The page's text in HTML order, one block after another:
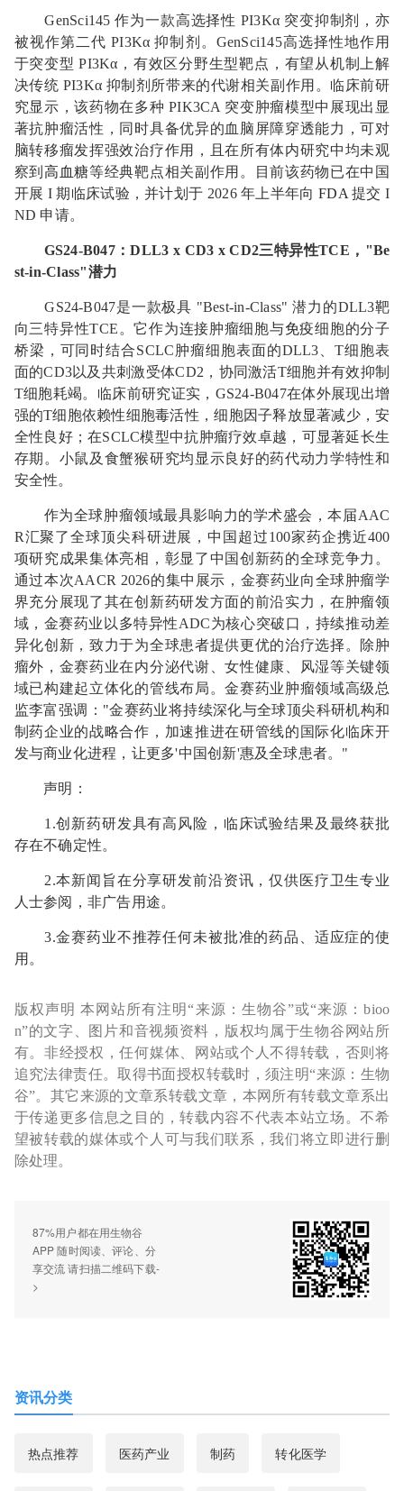
GenSci145 作为一款高选择性 PI3Kα 突变抑制剂，亦
被视作第二代 PI3Kα 抑制剂。GenSci145高选择性地作用
于突变型 PI3Kα，有效区分野生型靶点，有望从机制上解
决传统 PI3Kα 抑制剂所带来的代谢相关副作用。临床前研
究显示，该药物在多种 PIK3CA 突变肿瘤模型中展现出显
著抗肿瘤活性，同时具备优异的血脑屏障穿透能力，可对
脑转移瘤发挥强效治疗作用，且在所有体内研究中均未观
察到高血糖等经典靶点相关副作用。目前该药物已在中国
开展 I 期临床试验，并计划于 2026 年上半年向FDA 提交 I
ND 申请。
GS24-B047：DLL3 x CD3 x CD2三特异性TCE ， "Be
st-in-Class"潜力
GS24-B047是一款极具 "Best-in-Class" 潜力的DLL3靶
向三特异性TCE。它作为连接肿瘤细胞与免疫细胞的分子
桥梁，可同时结合SCLC肿瘤细胞表面的DLL3、T细胞表
面的CD3以及共刺激受体CD2，协同激活T细胞并有效抑制
T细胞耗竭。临床前研究证实，GS24-B047在体外展现出增
强的T细胞依赖性细胞毒活性，细胞因子释放显著减少，安
全性良好；在SCLC模型中抗肿瘤疗效卓越，可显著延长生
存期。小鼠及食蟹猴研究均显示良好的药代动力学特性和
安全性。
作为全球肿瘤领域最具影响力的学术盛会，本届AAC
R汇聚了全球顶尖科研进展，中国超过100家药企携近400
项研究成果集体亮相，彰显了中国创新药的全球竞争力。
通过本次AACR 2026的集中展示，金赛药业向全球肿瘤学
界充分展现了其在创新药研发方面的前沿实力，在肿瘤领
域，金赛药业以多特异性ADC为核心突破口，持续推动差
异化创新，致力于为全球患者提供更优的治疗选择。除肿
瘤外，金赛药业在内分泌代谢、女性健康、风湿等关键领
域已构建起立体化的管线布局。金赛药业肿瘤领域高级总
监李富强调："金赛药业将持续深化与全球顶尖科研机构和
制药企业的战略合作，加速推进在研管线的国际化临床开
发与商业化进程，让更多'中国创新'惠及全球患者。"
声明：
1.创新药研发具有高风险，临床试验结果及最终获批
存在不确定性。
2.本新闻旨在分享研发前沿资讯，仅供医疗卫生专业
人士参阅，非广告用途。
3.金赛药业不推荐任何未被批准的药品、适应症的使
用。
版权声明 本网站所有注明“来源：生物谷”或“来源：bioo
n”的文字、图片和音视频资料，版权均属于生物谷网站所
有。非经授权，任何媒体、网站或个人不得转载，否则将
追究法律责任。取得书面授权转载时，须注明“来源：生物
谷”。其它来源的文章系转载文章，本网所有转载文章系出
于传递更多信息之目的，转载内容不代表本站立场。不希
望被转载的媒体或个人可与我们联系，我们将立即进行删
除处理。
87%用户都在用生物谷
APP 随时阅读、评论、分
享交流 请扫描二维码下载-
>
资讯分类
热点推荐 医药产业 制药 转化医学